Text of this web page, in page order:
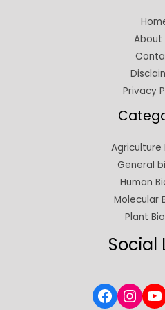
About
Privacy
Agriculture
General
Human
Molecular
Plant
Social